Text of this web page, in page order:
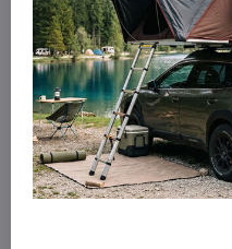
Objem: 300L
Nosnosť: 75 kg
Hmotnosť: 15 kg
Maximálna dĺžka lyží: 175 cm
Vnútorný rozmer: 177 x 50 x
Systém otvárania: Slidelock
Počet lyží: 4 - 6
Záruka: 5 rokov
TUV/CityCrash: áno